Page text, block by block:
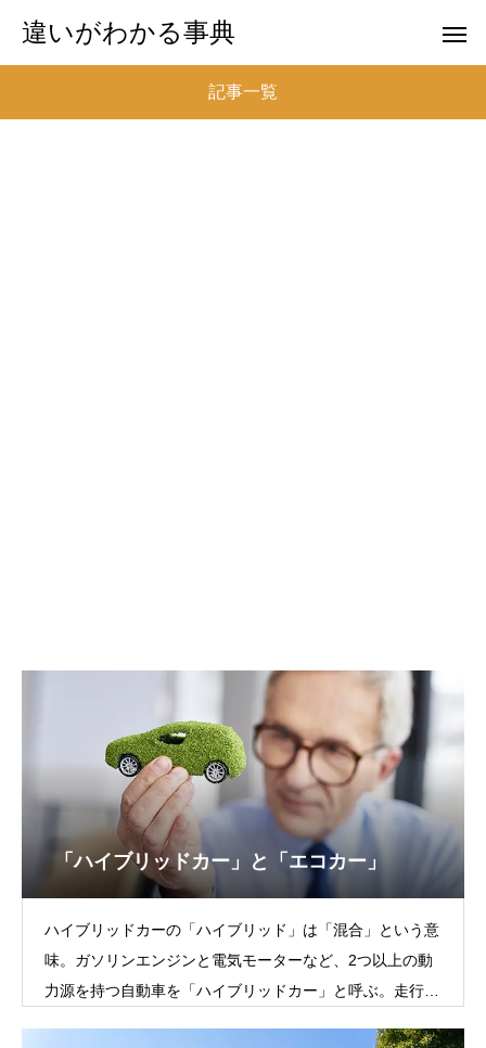
違いがわかる事典
記事一覧
「ハイブリッドカー」と「エコカー」
ハイブリッドカーの「ハイブリッド」は「混合」という意
味。ガソリンエンジンと電気モーターなど、2つ以上の動
力源を持つ自動車を「ハイブリッドカー」と呼ぶ。走行条